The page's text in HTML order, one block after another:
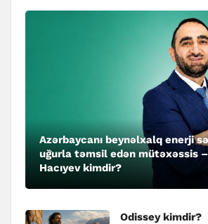
Azərbaycanı beynəlxalq enerji
uğurla təmsil edən mütəxəssis
Hacıyev kimdir?
Odissey kimdir?